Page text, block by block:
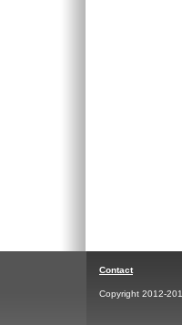
Contact
Copyright 2012-